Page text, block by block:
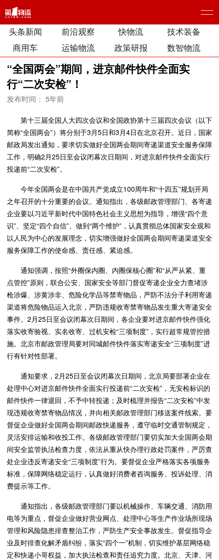
头条新闻 前沿观察 快物流
技术装备
商用车
运输物流 政策研报 数智物流
“全国两会”期间，进京邮件快件全面实
行“二次安检”！
发布时间： 5年前
第十三届全国人大四次会议和全国政协第十三届四次会议（以下
简称“全国两会”）将分别于3月5日和3月4日在北京召开。近日，国家
邮政局发出通知，要求切实做好全国两会期间寄递渠道安全服务保障
工作，明确2月25日至会议闭幕次日期间，对进京邮件快件全面实行
投递前“二次安检”。
今年全国两会是在中国共产党成立100周年和“十四五”规划开局
之年召开的十分重要的会议。通知指出，各级邮政管理部门、各寄递
企业要以习近平新时代中国特色社会主义思想为指导，增强“四个意
识”、坚定“四个自信”、做到“两个维护”，认真贯彻总体国家安全观和
以人民为中心的发展理念，切实增强做好全国两会期间寄递渠道安全
服务保障工作的使命感、责任感、紧迫感。
通知强调，按照“外圈保内圈、内圈保核心圈”和“从严从紧、重
点管控”原则，联合公安、国家安全等部门督促寄递企业全力查堵涉
枪涉爆、涉黄涉非、危险化学品等禁寄物品，严防不法分子利用寄递
渠道将危险物品运入北京，严防违规收寄禁寄物品发生重大寄递安全
事件。2月25日至会议闭幕次日期间，各企业要对进京邮件快件强化
落实收寄验视、实名收寄、过机安检“三项制度”，实行超常规管控措
施。北京市邮政管理局要对同城邮件快件落实寄递安全“三项制度”进
行有针对性部署。
通知要求，2月25日至会议闭幕次日期间，北京局要部署企业在
处理中心对进京邮件快件全面实行投递前“二次安检”，无安检标识的
邮件快件一律退回，不予中转投递；及时梳理并报告“二次安检”中发
现违规收寄禁寄物品情况，并向相关邮政管理部门移送案件线索。要
督促企业做好全国两会期间邮政快递服务，遵守临时交通管制规定，
灵活安排运输和收投工作。各级邮政管理部门要切实加大全国两会期
间安全监管执法检查力度，依法从重从快办理行政处罚案件，严厉查
处企业违反寄递安全“三项制度”行为。要督促企业严格落实各项服务
标准，保障网络稳定运行，认真做好消费者咨询服务、投诉处理、消
费提示等工作。
通知指出，各级邮政管理部门要以机械操作、车辆交通、消防用
电等为重点，督促企业做好营业网点、处理中心等生产作业场所现场
管理和风险隐患排查整治工作，严防生产安全事故发生。督促指导企
业及时排查化解矛盾纠纷，落实“四个一”机制，切实维护基层网络稳
定和快递小哥权益，加大执法检查和责任追究力度。北京、天津、河